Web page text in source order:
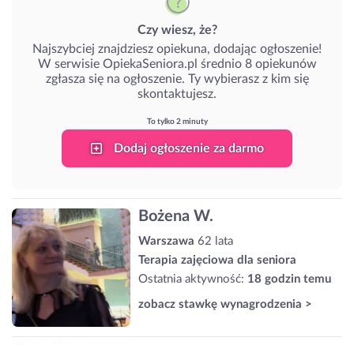
Czy wiesz, że?
Najszybciej znajdziesz opiekuna, dodając ogłoszenie!
W serwisie OpiekaSeniora.pl średnio 8 opiekunów
zgłasza się na ogłoszenie. Ty wybierasz z kim się
skontaktujesz.
To tylko 2 minuty
Dodaj ogłoszenie za darmo
Bożena W.
Warszawa 62 lata
Terapia zajęciowa dla seniora
Ostatnia aktywność: 18 godzin temu
zobacz stawkę wynagrodzenia >